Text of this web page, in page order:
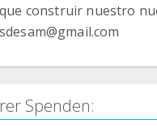
construir nuestro
Spenden: